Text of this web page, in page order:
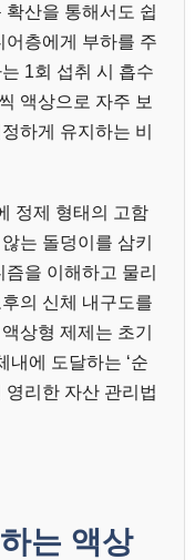
산을 통해서도 쉽
어층에게 부하를 주
1회 섭취 시 흡수
액상으로 자주 보
하게 유지하는 비
정제 형태의 고함
는 돌덩이를 삼키
을 이해하고 물리
의 신체 내구도를
상형 제제는 초기
내에 도달하는 ‘순
영리한 자산 관리법
는 액상